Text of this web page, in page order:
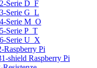
Serie D_F
Serie G_L
Serie M_O
Serie P_T
Serie U_X
Raspberry Pi
shield Raspberry Pi